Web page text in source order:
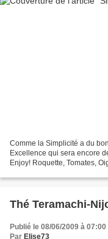
Comme la Simplicité a du
Excellence qui sera encore
Enjoy! Roquette, Tomates,
Thé Teramachi-
Publié le 08/06/2009 à 07:00
Par Elise73